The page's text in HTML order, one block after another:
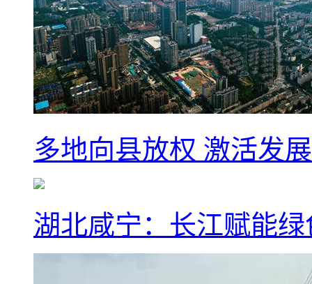
多地向县放权 激活发
湖北咸宁：长江赋能